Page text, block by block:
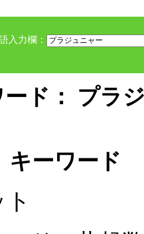
入力欄：
ド： プラ
キーワード